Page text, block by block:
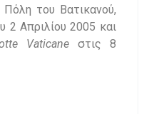
του Βατικανού,
2 Απριλίου 2005 και
Vaticaneστις 8